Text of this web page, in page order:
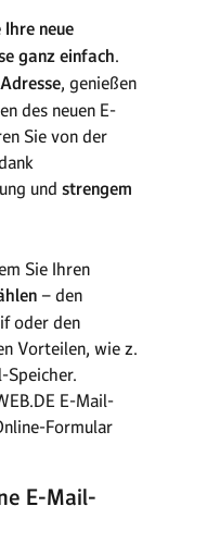
neue
ganz einfach.
, genießen
des neuen E-
Sie von der
und strengem
Sie Ihren
– den
oder den
Vorteilen, wie z.
Speicher.
E-Mail-
Formular
E-Mail-